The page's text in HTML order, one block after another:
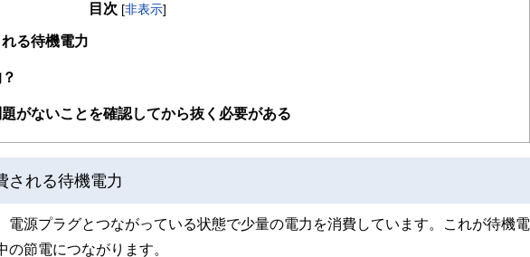
ことで、読者目線のコンテンツを追求しています。
プランナー、弁護士、税理士、宅地建物取引士、相続診断士、住宅ローンアドバイザー、DCプランナ
士、投資アナリスト、キャリアコンサルタントなど150名以上の有資格者を執筆者・監修者として迎
を提供するお金のコンシェルジュを目指します。
目次 [非表示]
る待機電力
がないことを確認してから抜く必要がある
される待機電力
電源プラグとつながっている状態で少量の電力を消費しています。これが待機電
節電につながります。